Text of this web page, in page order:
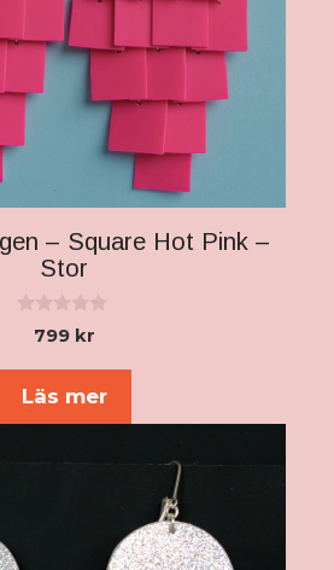
– Square Hot Pink –
Stor
799 kr
Läs mer